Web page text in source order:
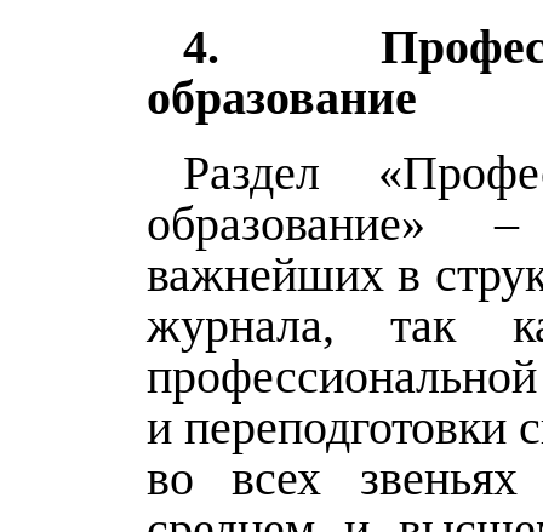
4.
образование
Раздел
важнейших в
журнала, так
и переподготовки
во всех звеньях